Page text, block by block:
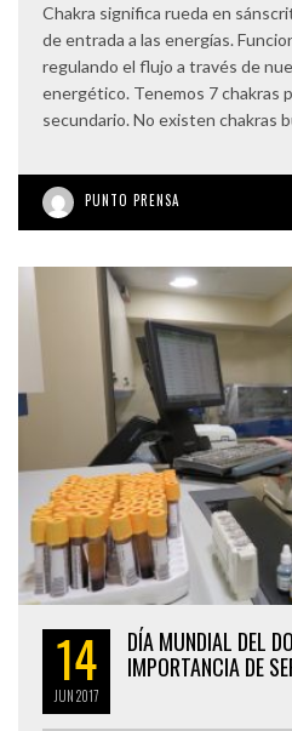
Chakra significa rueda en
de entrada a las energías.
regulando el flujo a través de
energético. Tenemos 7 chakras
secundario. No existen chakras
PUNTO PRENSA
14
JUN2017
DÍA MUNDIAL DEL
IMPORTANCIA DE